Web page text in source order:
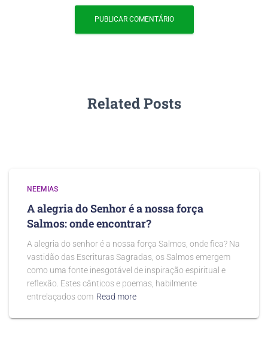
Related Posts
NEEMIAS
A alegria do Senhor é a nossa força
Salmos: onde encontrar?
A alegria do senhor é a nossa força Salmos, onde fica? Na
vastidão das Escrituras Sagradas, os Salmos emergem
como uma fonte inesgotável de inspiração espiritual e
reflexão. Estes cânticos e poemas, habilmente
entrelaçados com Read more